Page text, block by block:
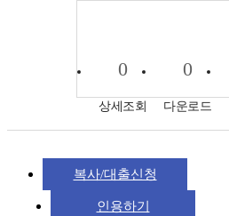
0
상세조회
0
다운로드
복사/대출신청
인용하기